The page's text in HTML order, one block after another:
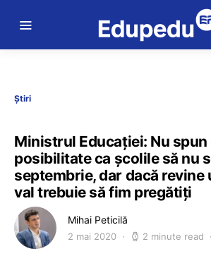
Știri
Ministrul Educației: Nu spun
posibilitate ca școlile să nu
septembrie, dar dacă revine
val trebuie să fim pregătiți
Mihai Peticilă
2 mai 2020 2 minute read